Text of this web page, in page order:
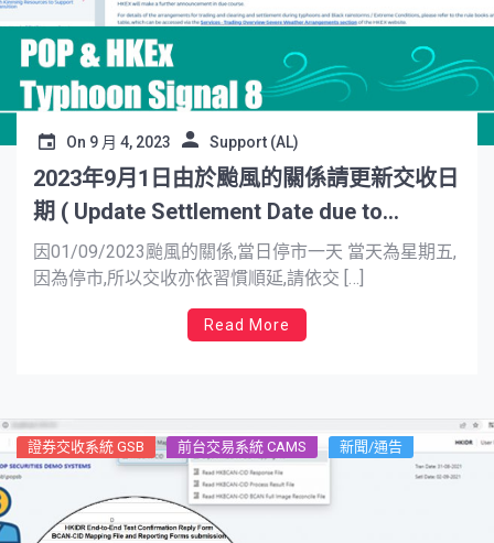
On 9 月 4, 2023 Support (AL)
2023年9月1日由於颱風的關係請更新交收日
期 ( Update Settlement Date due to
Typhoon Signal No 8 hoisted)
因01/09/2023颱風的關係,當日停市一天 當天為星期五,
因為停市,所以交收亦依習慣順延,請依交 […]
Read More
證券交收系統 GSB 前台交易系統 CAMS 新聞/通告